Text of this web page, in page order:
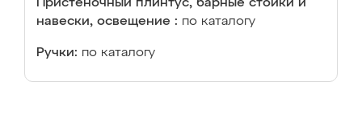
Пристеночный плинтус, барные стойки и
навески, освещение : по каталогу
Ручки: по каталогу